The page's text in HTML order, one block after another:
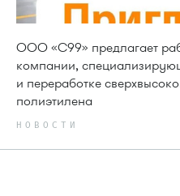
ООО «С99» предлагает
компании,
и переработке
полиэтилена
НОВОСТИ